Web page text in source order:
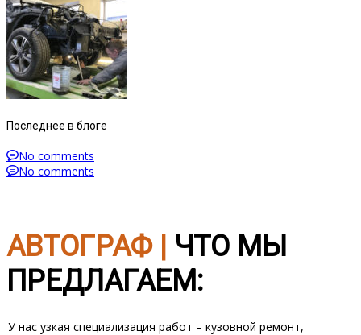
Последнее в блоге
No comments
No comments
АВТОГРАФ |
ЧТО МЫ
ПРЕДЛАГАЕМ:
У нас узкая специализация работ – кузовной ремонт,